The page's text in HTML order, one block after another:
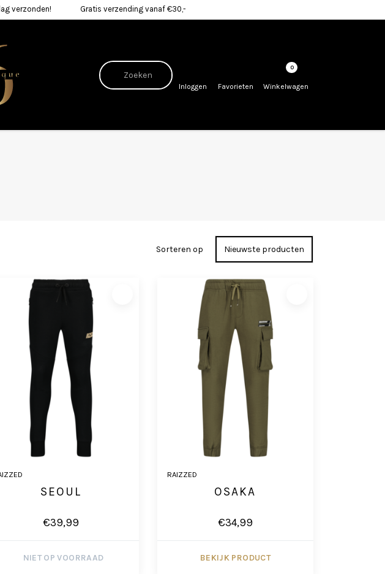
verzonden! Gratis verzending vanaf €30,-
Inloggen Favorieten
0
Winkelwagen
Sorteren op
SEOUL
€39,99
NIET OP VOORRAAD
RAIZZED
OSAKA
€34,99
BEKIJK PRODUCT